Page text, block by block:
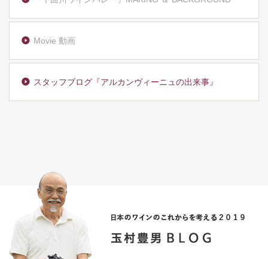
Movie 動画
スタッフブログ『アルカンヴィーニュの出来事』